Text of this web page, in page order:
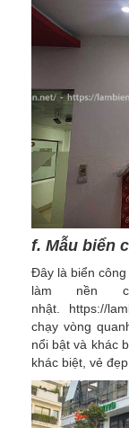
f. Mẫu biển
Đây là biển
làm nền
nhật. https://
chạy vòng
nổi bật và khác
khác biệt, vẻ